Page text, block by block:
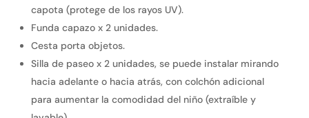
capota (protege de los rayos UV).
Funda capazo x 2 unidades.
Cesta porta objetos.
Silla de paseo x 2 unidades, se puede instalar mirando
hacia adelante o hacia atrás, con colchón adicional
para aumentar la comodidad del niño (extraíble y